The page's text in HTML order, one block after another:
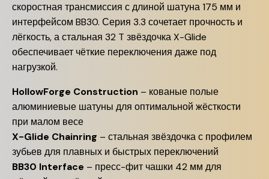
скоростная трансмиссия с длиной шатуна 175 мм и
интерфейсом BB30. Серия 3.3 сочетает прочность и
лёгкость, а стальная 32 T звёздочка X-Glide
обеспечивает чёткие переключения даже под
нагрузкой.
HollowForge Construction – кованые полые
алюминиевые шатуны для оптимальной жёсткости
при малом весе
X-Glide Chainring – стальная звёздочка с профилем
зубьев для плавных и быстрых переключений
BB30 Interface – пресс-фит чашки 42 мм для